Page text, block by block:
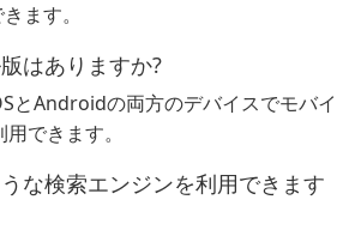
ます。
はありますか?
とAndroidの両方のデバイスでモバイ
できます。
な検索エンジンを利用できます